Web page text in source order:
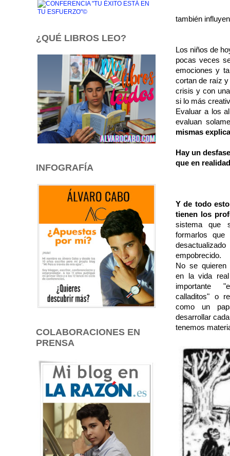
también
Los niños de
pocas veces
emociones y
cortan de raíz
crisis y con
si lo más
Evaluar a los
evaluan
mismas
Hay un
que en
Y de todo
tienen los
sistema que
formarlos que
empobrecido.
No se quieren
en la vida
importante
calladitos" o
como un
desarrollar
tenemos
¿QUÉ LIBROS LEO?
INFOGRAFÍA
COLABORACIONES EN
PRENSA